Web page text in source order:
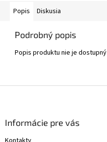
Popis Diskusia
Podrobný popis
Popis produktu nie je dostupný
Informácie pre vás